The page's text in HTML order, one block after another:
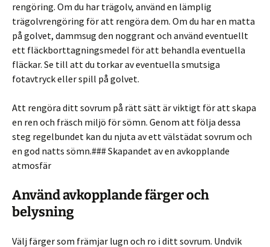
rengöring. Om du har trägolv, använd en lämplig
trägolvrengöring för att rengöra dem. Om du har en matta
på golvet, dammsug den noggrant och använd eventuellt
ett fläckborttagningsmedel för att behandla eventuella
fläckar. Se till att du torkar av eventuella smutsiga
fotavtryck eller spill på golvet.
Att rengöra ditt sovrum på rätt sätt är viktigt för att skapa
en ren och fräsch miljö för sömn. Genom att följa dessa
steg regelbundet kan du njuta av ett välstädat sovrum och
en god natts sömn.### Skapandet av en avkopplande
atmosfär
Använd avkopplande färger och
belysning
Välj färger som främjar lugn och ro i ditt sovrum. Undvik